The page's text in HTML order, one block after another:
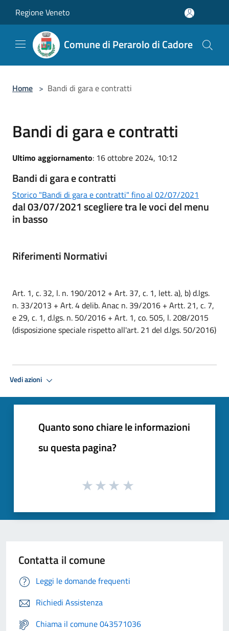
Regione Veneto
Comune di Perarolo di Cadore
Home > Bandi di gara e contratti
Bandi di gara e contratti
Ultimo aggiornamento: 16 ottobre 2024, 10:12
Bandi di gara e contratti
Storico "Bandi di gara e contratti" fino al 02/07/2021
dal 03/07/2021 scegliere tra le voci del menu
in basso
Riferimenti Normativi
Art. 1, c. 32, l. n. 190/2012 + Art. 37, c. 1, lett. a), b) d.lgs.
n. 33/2013 + Art. 4 delib. Anac n. 39/2016 + Artt. 21, c. 7,
e 29, c. 1, d.lgs. n. 50/2016 + Art. 1, co. 505, l. 208/2015
(disposizione speciale rispetto all'art. 21 del d.lgs. 50/2016)
Vedi azioni
Quanto sono chiare le informazioni
su questa pagina?
Contatta il comune
Leggi le domande frequenti
Richiedi Assistenza
Chiama il comune 043571036